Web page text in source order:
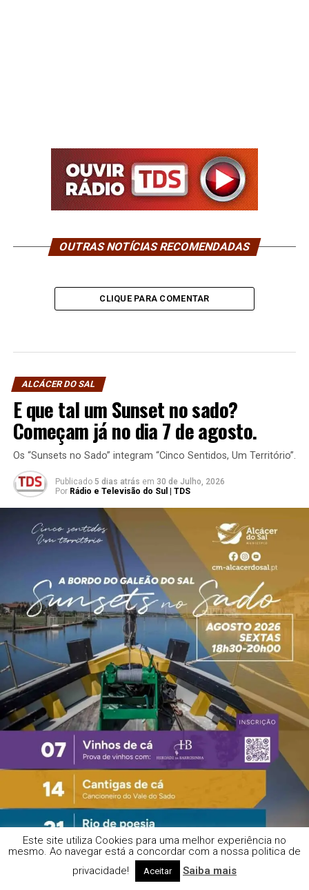
OUTRAS NOTÍCIAS RECOMENDADAS
CLIQUE PARA COMENTAR
ALCÁCER DO SAL
E que tal um Sunset no sado?
Começam já no dia 7 de agosto.
Os “Sunsets no Sado” integram “Cinco Sentidos, Um Território”.
Publicado 5 dias atrás em 30 de Julho, 2026
Por Rádio e Televisão do Sul | TDS
Este site utiliza Cookies para uma melhor experiência no
mesmo. Ao navegar está a concordar com a nossa politica de
privacidade!
Aceitar Saiba mais